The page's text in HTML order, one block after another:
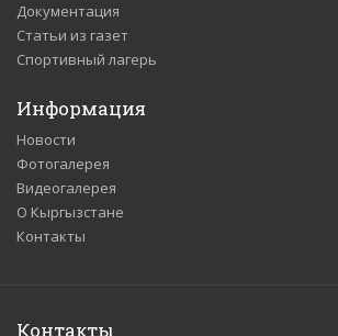
Документация
Статьи из газет
Спортивный лагерь
Информация
Новости
Фотогалерея
Видеогалерея
О Кыргызстане
Контакты
Контакты